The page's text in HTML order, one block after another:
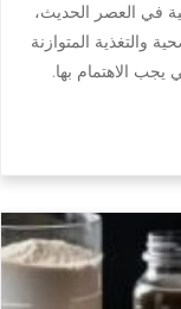
في العصر الحديث،
والتغذية المتوازنة
يجب الاهتمام بها.